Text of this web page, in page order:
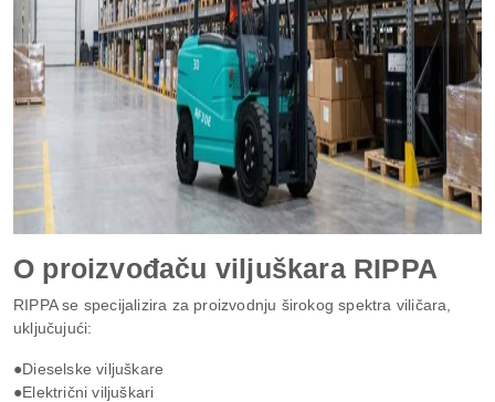
O proizvođaču viljuškara RIPPA
RIPPA se specijalizira za proizvodnju širokog spektra viličara,
uključujući:
●Dieselske viljuškare
●Električni viljuškari